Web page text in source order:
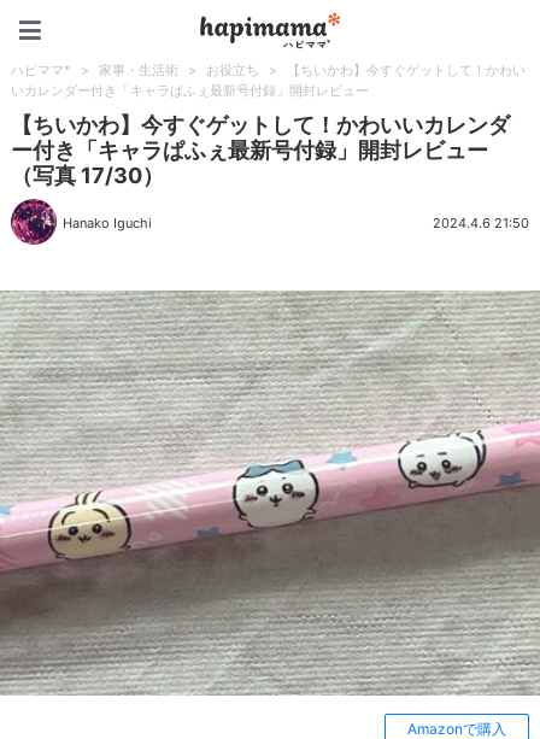
ハピママ* > 家事・生活術 > お役立ち >
【ちいかわ】今すぐゲットして！かわい
いカレンダー付き「キャラぱふぇ最新号付録」開封レビュー
【ちいかわ】今すぐゲットして！かわいいカレンダ
ー付き「キャラぱふぇ最新号付録」開封レビュー
（写真 17/30）
Hanako Iguchi 2024.4.6 21:50
Amazonで購入